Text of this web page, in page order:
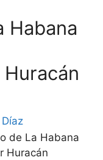
Habana
de La Habana
Huracán